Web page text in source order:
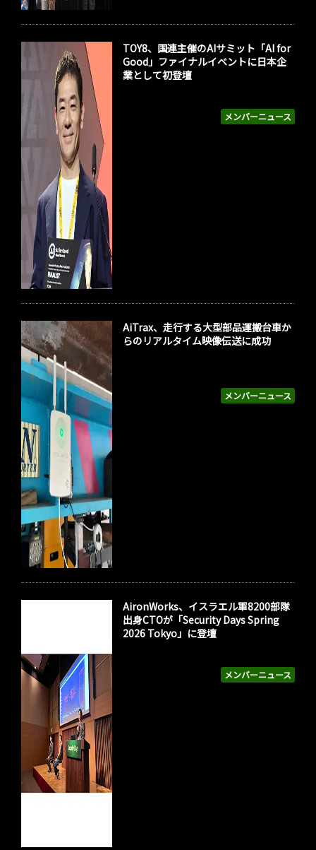
メンバーニュース
TOY8、国連主催のAIサミット「AI for
Good」ファイナルイベントに日本企
業として初登壇
メンバーニュース
AiTrax、走行する大型部品運搬台車か
らのリアルタイム映像伝送に成功
メンバーニュース
AironWorks、イスラエル軍8200部隊
出身CTOが「Security Days Spring
2026 Tokyo」に登壇